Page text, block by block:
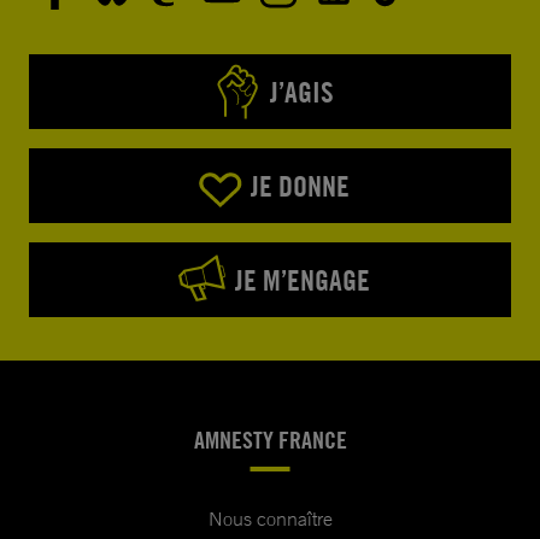
J’AGIS
JE DONNE
JE M’ENGAGE
AMNESTY FRANCE
Nous connaître